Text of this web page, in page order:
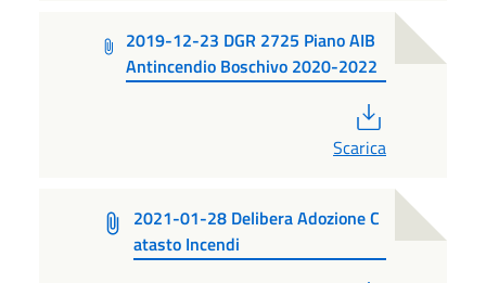
2019-12-23 DGR 2725 Piano AIB
Antincendio Boschivo 2020-2022
Scarica
2021-01-28 Delibera Adozione C
atasto Incendi